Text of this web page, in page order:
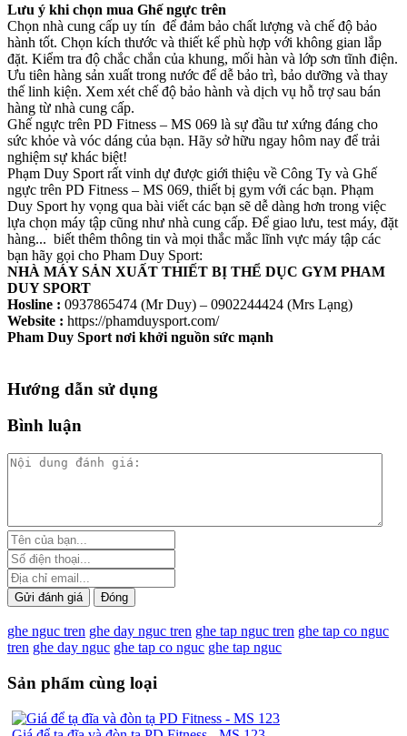
Lưu ý khi chọn mua Ghế ngực trên
Chọn nhà cung cấp uy tín để đảm bảo chất lượng và chế độ bảo
hành tốt. Chọn kích thước và thiết kế phù hợp với không gian lắp
đặt. Kiểm tra độ chắc chắn của khung, mối hàn và lớp sơn tĩnh điện.
Ưu tiên hàng sản xuất trong nước để dễ bảo trì, bảo dưỡng và thay
thế linh kiện. Xem xét chế độ bảo hành và dịch vụ hỗ trợ sau bán
hàng từ nhà cung cấp.
Ghế ngực trên PD Fitness – MS 069 là sự đầu tư xứng đáng cho
sức khỏe và vóc dáng của bạn. Hãy sở hữu ngay hôm nay để trải
nghiệm sự khác biệt!
Phạm Duy Sport rất vinh dự được giới thiệu về Công Ty và Ghế
ngực trên PD Fitness – MS 069, thiết bị gym với các bạn. Phạm
Duy Sport hy vọng qua bài viết các bạn sẽ dễ dàng hơn trong việc
lựa chọn máy tập cũng như nhà cung cấp. Để giao lưu, test máy, đặt
hàng... biết thêm thông tin và mọi thắc mắc lĩnh vực máy tập các
bạn hãy gọi cho Pham Duy Sport:
NHÀ MÁY SẢN XUẤT THIẾT BỊ THỂ DỤC GYM PHAM
DUY SPORT
Hosline : 0937865474 (Mr Duy) – 0902244424 (Mrs Lạng)
Website : https://phamduysport.com/
Pham Duy Sport nơi khởi nguồn sức mạnh
Hướng dẫn sử dụng
Bình luận
Gửi đánh giá Đóng
ghe nguc tren ghe day nguc tren ghe tap nguc tren ghe tap co nguc
tren ghe day nguc ghe tap co nguc ghe tap nguc
Sản phẩm cùng loại